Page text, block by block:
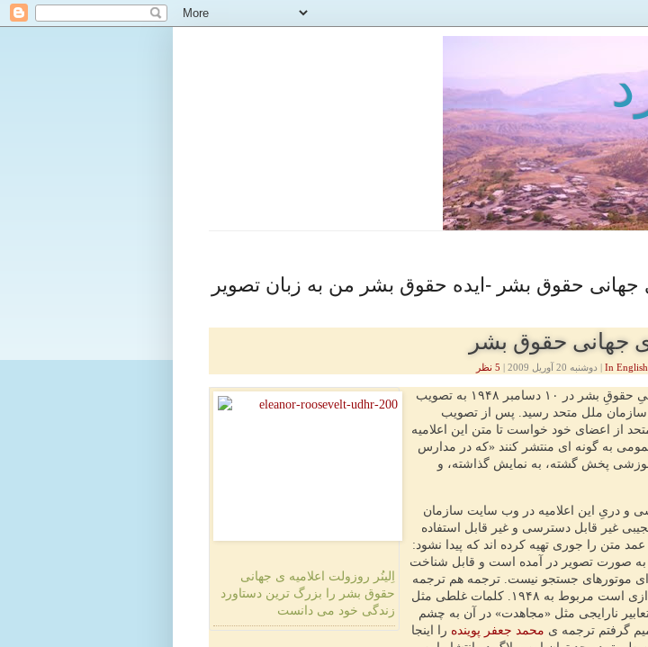
جهانی حقوق بشر -ایده حقوق بشر من به زبان تصویر
ی جهانی حقوق بشر
دوشنبه 20 آوریل 2009 | 5 نظر | In English
اِلینُر روزولت اعلامیه ی جهانی
حقوق بشر را بزرگ ترین دستاورد
زندگی خود می دانست
اعلامیه یِ جهانیِ حقوقِ بشر در ۱۰ دسامبر ۱۹۴۸ به تصویب
ملل متحد رسید. پس از تصویب
از اعضای خود خواست تا متن این اعلامیه
به گونه ای منتشر کنند «که در مدارس
پخش گشته، به نمایش گذاشته، و
و دریِ این اعلامیه در وب سایت سازمان
غیر قابل دسترسی و غیر قابل استفاده
متن را جوری تهیه کرده اند که پیدا نشود:
به صورت تصویر در آمده است و قابل شناخت
موتورهای جستجو نیست. ترجمه هم ترجمه
ی پر دست اندازی است مربوط به ۱۹۴۸. کلمات غلطی مثل
نارایجی مثل «مجاهدت» در آن به چشم
گرفتم ترجمه ی محمد جعفر پوینده را اینجا